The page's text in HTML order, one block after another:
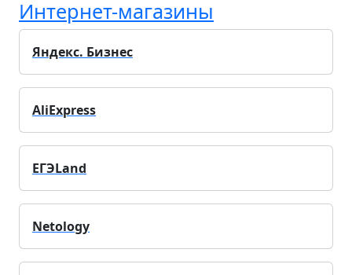
Интернет-магазины
Яндекс. Бизнес
AliExpress
ЕГЭLand
Netology